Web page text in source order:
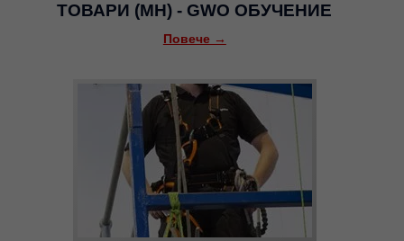
ТОВАРИ (MH) - GWO ОБУЧЕНИЕ
Повече →